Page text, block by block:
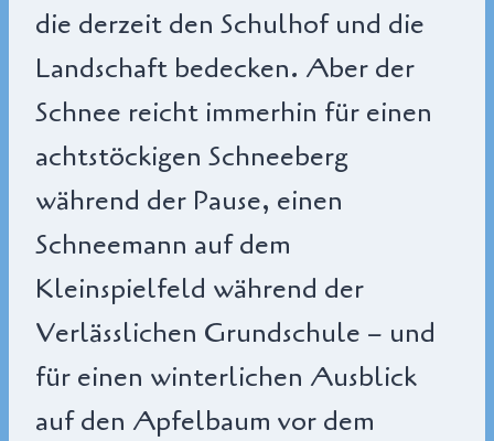
die derzeit den Schulhof und die
Landschaft bedecken. Aber der
Schnee reicht immerhin für einen
achtstöckigen Schneeberg
während der Pause, einen
Schneemann auf dem
Kleinspielfeld während der
Verlässlichen Grundschule – und
für einen winterlichen Ausblick
auf den Apfelbaum vor dem